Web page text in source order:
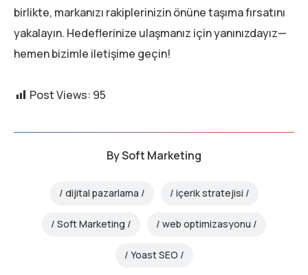
birlikte, markanızı rakiplerinizin önüne taşıma fırsatını
yakalayın. Hedeflerinize ulaşmanız için yanınızdayız—
hemen bizimle iletişime geçin!
Post Views: 95
BySoft Marketing
dijital pazarlama içerik stratejisi
Soft Marketing web optimizasyonu
Yoast SEO